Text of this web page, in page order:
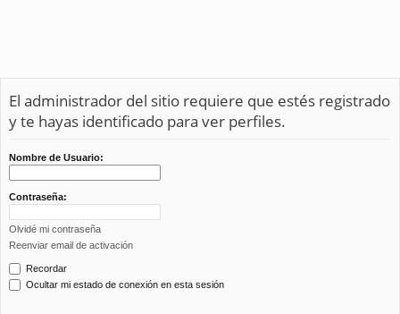
El administrador del sitio requiere que estés registrado
y te hayas identificado para ver perfiles.
Nombre de Usuario:
Contraseña:
Olvidé mi contraseña
Reenviar email de activación
Recordar
Ocultar mi estado de conexión en esta sesión